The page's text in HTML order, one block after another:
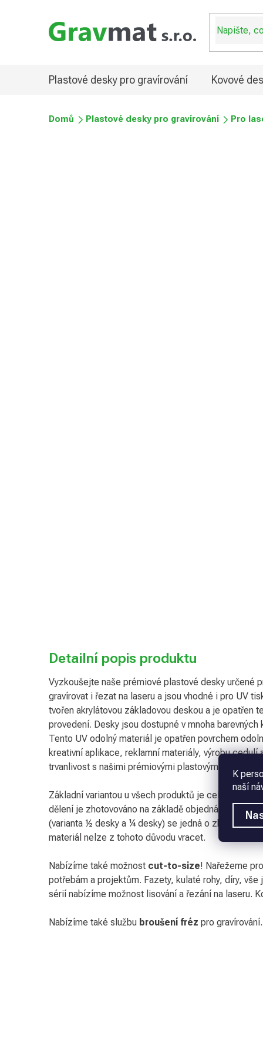
K
naší
Plastové desky pro gravírování Kovové
Domů Plastové desky pro gravírování Pro
Detailní popis produktu
Vyzkoušejte naše prémiové plastové desky určené
gravírovat i řezat na laseru a jsou vhodné i pro UV
tvořen akrylátovou základovou deskou a je opatřen
provedení. Desky jsou dostupné v mnoha
Tento UV odolný materiál je opatřen povrchem
kreativní aplikace, reklamní materiály, výrobu
trvanlivost s našimi prémiovými plastovými deskami!
Základní variantou u všech produktů je celá
dělení je zhotovováno na základě objednávky. V
(varianta ½ desky a ¼ desky) se jedná o zboží
materiál nelze z tohoto důvodu vracet.
Nabízíme také možnost cut-to-size! Nařežeme
potřebám a projektům. Fazety, kulaté rohy, díry,
sérií nabízíme možnost lisování a řezání na laseru.
Nabízíme také službu broušení fréz pro gravírování.